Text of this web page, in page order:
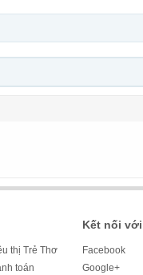
thị Trẻ Thơ
toán
Kết nối
Facebook
Google+